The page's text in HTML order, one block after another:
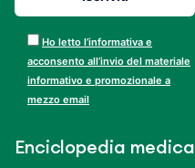
Ho letto l’informativa e
acconsento all’invio del materiale
informativo e promozionale a
mezzo email
Enciclopedia medica